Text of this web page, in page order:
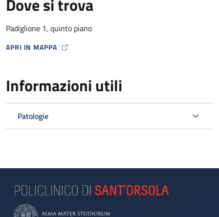
Dove si trova
Padiglione 1, quinto piano
APRI IN MAPPA
MAP ICON
Informazioni utili
Patologie